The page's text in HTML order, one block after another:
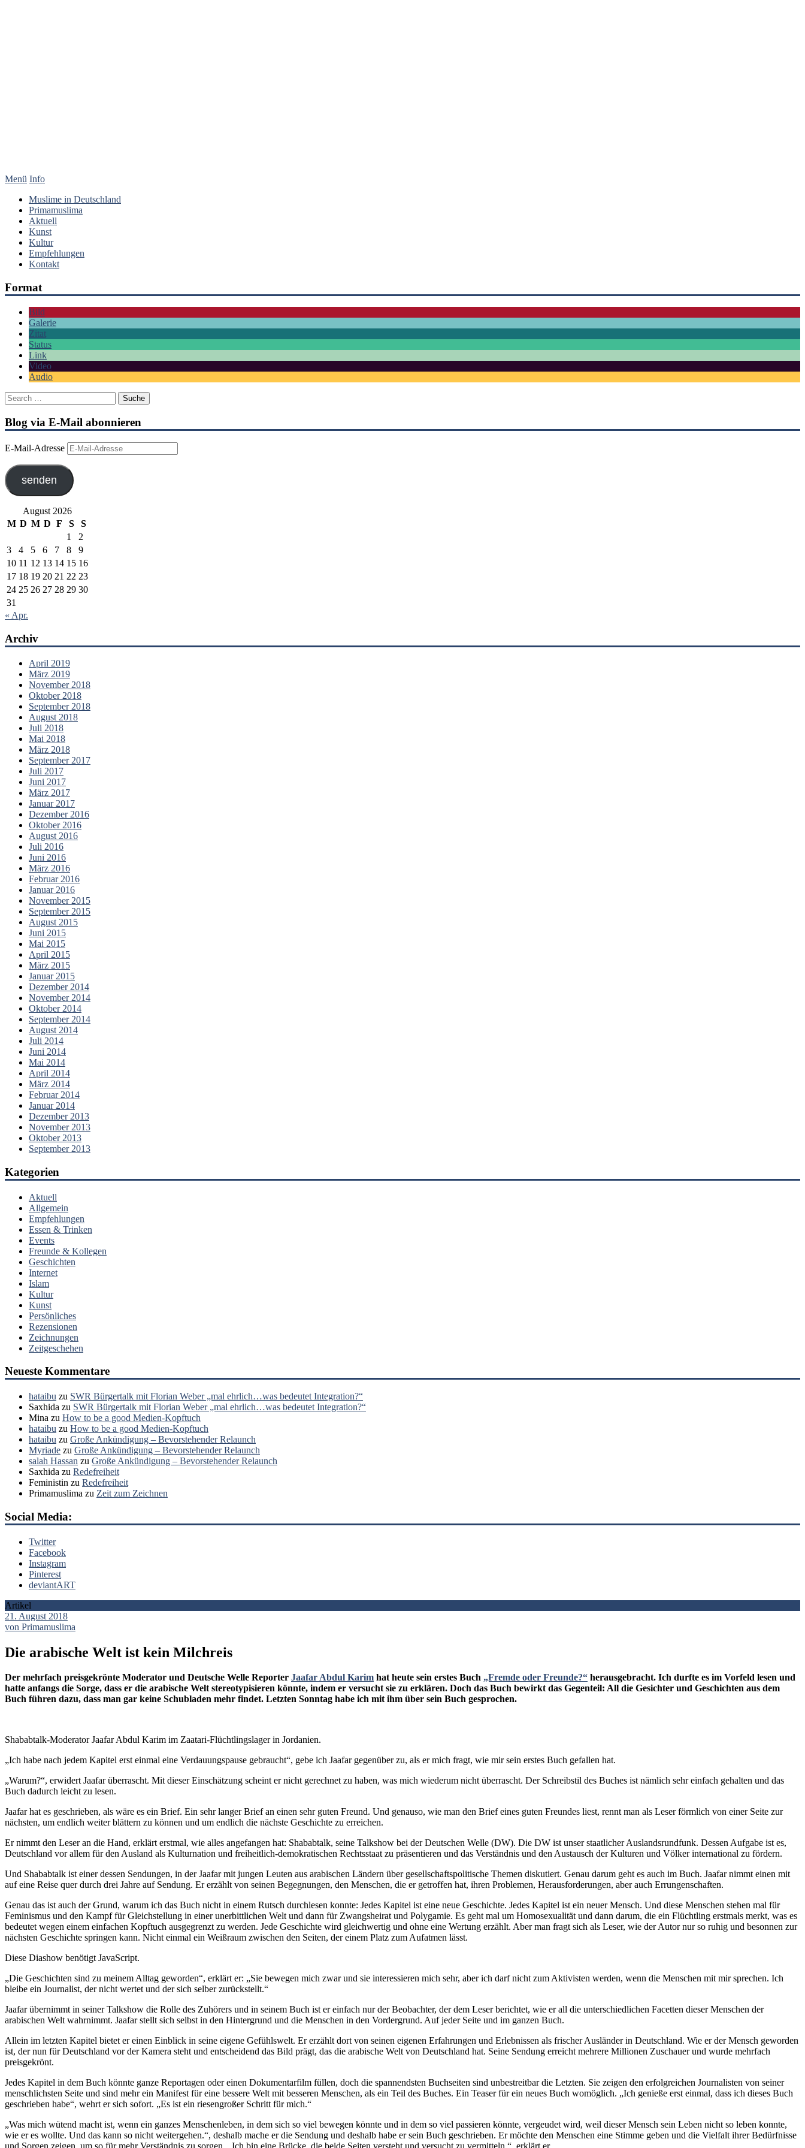
Menü Info
Muslime in Deutschland
Primamuslima
Aktuell
Kunst
Kultur
Empfehlungen
Kontakt
Format
Bild
Galerie
Zitat
Status
Link
Video
Audio
Blog via E-Mail abonnieren
E-Mail-Adresse
senden
August 2026
M D M D F S
S
1
2
3
4 5 6 7 8
9
10 11 12 13 14 15 16
17 18 19 20 21 22 23
24 25 26 27 28 29 30
31
« Apr.
Archiv
April 2019
März 2019
November 2018
Oktober 2018
September 2018
August 2018
Juli 2018
Mai 2018
März 2018
September 2017
Juli 2017
Juni 2017
März 2017
Januar 2017
Dezember 2016
Oktober 2016
August 2016
Juli 2016
Juni 2016
März 2016
Februar 2016
Januar 2016
November 2015
September 2015
August 2015
Juni 2015
Mai 2015
April 2015
März 2015
Januar 2015
Dezember 2014
November 2014
Oktober 2014
September 2014
August 2014
Juli 2014
Juni 2014
Mai 2014
April 2014
März 2014
Februar 2014
Januar 2014
Dezember 2013
November 2013
Oktober 2013
September 2013
Kategorien
Aktuell
Allgemein
Empfehlungen
Essen & Trinken
Events
Freunde & Kollegen
Geschichten
Internet
Islam
Kultur
Kunst
Persönliches
Rezensionen
Zeichnungen
Zeitgeschehen
Neueste Kommentare
hataibu zu SWR Bürgertalk mit Florian Weber „mal ehrlich…was bedeutet Integration?“
Saxhida zu SWR Bürgertalk mit Florian Weber „mal ehrlich…was bedeutet Integration?“
Mina zu How to be a good Medien-Kopftuch
hataibu zu How to be a good Medien-Kopftuch
hataibu zu Große Ankündigung – Bevorstehender Relaunch
Myriade zu Große Ankündigung – Bevorstehender Relaunch
salah Hassan zu Große Ankündigung – Bevorstehender Relaunch
Saxhida zu Redefreiheit
Feministin zu Redefreiheit
Primamuslima zu Zeit zum Zeichnen
Social Media:
Twitter
Facebook
Instagram
Pinterest
deviantART
Artikel
21. August 2018
von Primamuslima
Die arabische Welt ist kein Milchreis
Der mehrfach preisgekrönte Moderator und Deutsche Welle Reporter Jaafar Abdul Karim hat heute sein erstes Buch „Fremde oder Freunde?“ herausgebracht. Ich durfte es im Vorfeld lesen und
hatte anfangs die Sorge, dass er die arabische Welt stereotypisieren könnte, indem er versucht sie zu erklären. Doch das Buch bewirkt das Gegenteil: All die Gesichter und Geschichten aus dem
Buch führen dazu, dass man gar keine Schubladen mehr findet. Letzten Sonntag habe ich mit ihm über sein Buch gesprochen.
Shababtalk-Moderator Jaafar Abdul Karim im Zaatari-Flüchtlingslager in Jordanien.
„Ich habe nach jedem Kapitel erst einmal eine Verdauungspause gebraucht“, gebe ich Jaafar gegenüber zu, als er mich fragt, wie mir sein erstes Buch gefallen hat.
„Warum?“, erwidert Jaafar überrascht. Mit dieser Einschätzung scheint er nicht gerechnet zu haben, was mich wiederum nicht überrascht. Der Schreibstil des Buches ist nämlich sehr einfach gehalten und das
Buch dadurch leicht zu lesen.
Jaafar hat es geschrieben, als wäre es ein Brief. Ein sehr langer Brief an einen sehr guten Freund. Und genauso, wie man den Brief eines guten Freundes liest, rennt man als Leser förmlich von einer Seite zur
nächsten, um endlich weiter blättern zu können und um endlich die nächste Geschichte zu erreichen.
Er nimmt den Leser an die Hand, erklärt erstmal, wie alles angefangen hat: Shababtalk, seine Talkshow bei der Deutschen Welle (DW). Die DW ist unser staatlicher Auslandsrundfunk. Dessen Aufgabe ist es,
Deutschland vor allem für den Ausland als Kulturnation und freiheitlich-demokratischen Rechtsstaat zu präsentieren und das Verständnis und den Austausch der Kulturen und Völker international zu fördern.
Und Shababtalk ist einer dessen Sendungen, in der Jaafar mit jungen Leuten aus arabischen Ländern über gesellschaftspolitische Themen diskutiert. Genau darum geht es auch im Buch. Jaafar nimmt einen mit
auf eine Reise quer durch drei Jahre auf Sendung. Er erzählt von seinen Begegnungen, den Menschen, die er getroffen hat, ihren Problemen, Herausforderungen, aber auch Errungenschaften.
Genau das ist auch der Grund, warum ich das Buch nicht in einem Rutsch durchlesen konnte: Jedes Kapitel ist eine neue Geschichte. Jedes Kapitel ist ein neuer Mensch. Und diese Menschen stehen mal für
Feminismus und den Kampf für Gleichstellung in einer unerbittlichen Welt und dann für Zwangsheirat und Polygamie. Es geht mal um Homosexualität und dann darum, die ein Flüchtling erstmals merkt, was es
bedeutet wegen einem einfachen Kopftuch ausgegrenzt zu werden. Jede Geschichte wird gleichwertig und ohne eine Wertung erzählt. Aber man fragt sich als Leser, wie der Autor nur so ruhig und besonnen zur
nächsten Geschichte springen kann. Nicht einmal ein Weißraum zwischen den Seiten, der einem Platz zum Aufatmen lässt.
Diese Diashow benötigt JavaScript.
„Die Geschichten sind zu meinem Alltag geworden“, erklärt er: „Sie bewegen mich zwar und sie interessieren mich sehr, aber ich darf nicht zum Aktivisten werden, wenn die Menschen mit mir sprechen. Ich
bleibe ein Journalist, der nicht wertet und der sich selber zurückstellt.“
Jaafar übernimmt in seiner Talkshow die Rolle des Zuhörers und in seinem Buch ist er einfach nur der Beobachter, der dem Leser berichtet, wie er all die unterschiedlichen Facetten dieser Menschen der
arabischen Welt wahrnimmt. Jaafar stellt sich selbst in den Hintergrund und die Menschen in den Vordergrund. Auf jeder Seite und im ganzen Buch.
Allein im letzten Kapitel bietet er einen Einblick in seine eigene Gefühlswelt. Er erzählt dort von seinen eigenen Erfahrungen und Erlebnissen als frischer Ausländer in Deutschland. Wie er der Mensch geworden
ist, der nun für Deutschland vor der Kamera steht und entscheidend das Bild prägt, das die arabische Welt von Deutschland hat. Seine Sendung erreicht mehrere Millionen Zuschauer und wurde mehrfach
preisgekrönt.
Jedes Kapitel in dem Buch könnte ganze Reportagen oder einen Dokumentarfilm füllen, doch die spannendsten Buchseiten sind unbestreitbar die Letzten. Sie zeigen den erfolgreichen Journalisten von seiner
menschlichsten Seite und sind mehr ein Manifest für eine bessere Welt mit besseren Menschen, als ein Teil des Buches. Ein Teaser für ein neues Buch womöglich. „Ich genieße erst einmal, dass ich dieses Buch
geschrieben habe“, wehrt er sich sofort. „Es ist ein riesengroßer Schritt für mich.“
„Was mich wütend macht ist, wenn ein ganzes Menschenleben, in dem sich so viel bewegen könnte und in dem so viel passieren könnte, vergeudet wird, weil dieser Mensch sein Leben nicht so leben konnte,
wie er es wollte. Und das kann so nicht weitergehen.“, deshalb mache er die Sendung und deshalb habe er sein Buch geschrieben. Er möchte den Menschen eine Stimme geben und die Vielfalt ihrer Bedürfnisse